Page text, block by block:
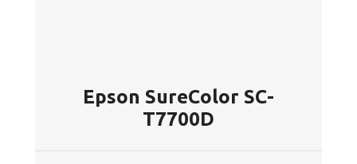
Epson SureColor SC-
T7700D